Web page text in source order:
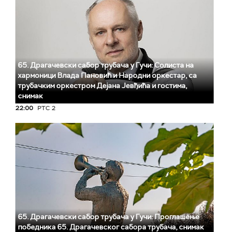
65. Драгачевски сабор трубача у Гучи: Солиста на
хармоници Влада Пановић и Народни оркестар, са
трубачким оркестром Дејана Јевђића и гостима,
снимак
22:00 РТС 2
65. Драгачевски сабор трубача у Гучи: Проглашење
победника 65. Драгачевског сабора трубача, снимак